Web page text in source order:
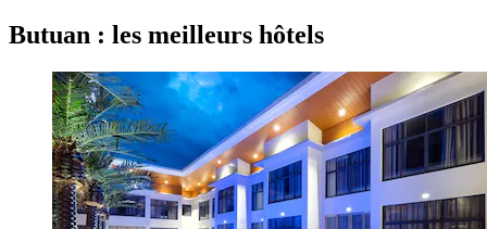
Butuan : les meilleurs hôtels